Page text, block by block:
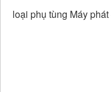
loại phụ tùng Máy